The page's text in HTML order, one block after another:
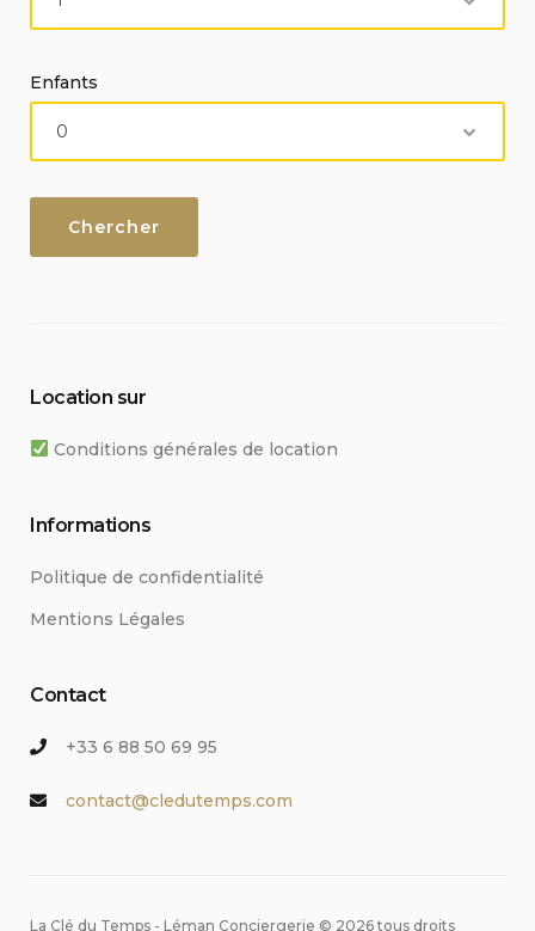
Enfants
Location sur
Conditions générales de location
Informations
Politique de confidentialité
Mentions Légales
Contact
+33 6 88 50 69 95
contact@cledutemps.com
La Clé du Temps - Léman Conciergerie © 2026 tous droits